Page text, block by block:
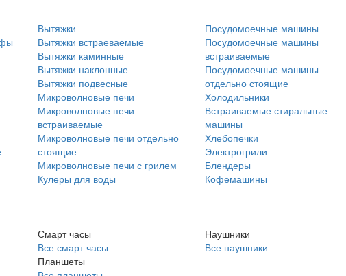
Вытяжки
Вытяжки встраеваемые
Вытяжки каминные
Вытяжки наклонные
Вытяжки подвесные
Микроволновые печи
Микроволновые печи
встраиваемые
Микроволновые печи отдельно
стоящие
Микроволновые печи с грилем
Кулеры для воды
Посудомоечные машины
Посудомоечные машины
встраиваемые
Посудомоечные машины
отдельно стоящие
Холодильники
Встраиваемые стиральные
машины
Хлебопечки
Электрогрили
Блендеры
Кофемашины
Смарт часы
Все смарт часы
Планшеты
Наушники
Все наушники